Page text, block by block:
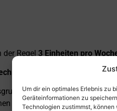
Um dir ein optimales Erlebnis zu
Geräteinformationen zu
Technologien zustimmst,
Regel 3 Einheiten pro
Workshops und
und sportlicher Zielklärung.